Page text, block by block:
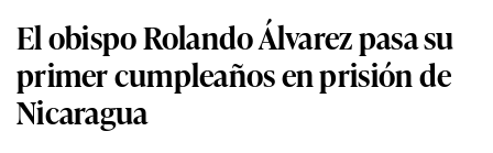
El obispo Rolando Álvarez pasa su
primer cumpleaños en prisión de
Nicaragua